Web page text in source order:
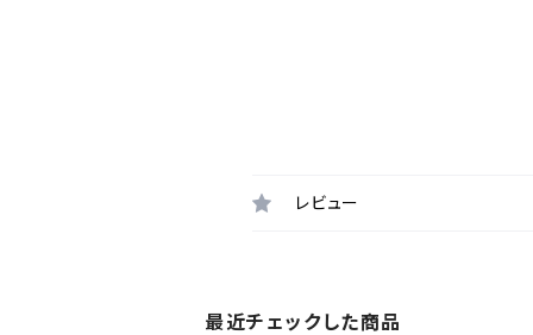
レビュー
最近チェックした商品